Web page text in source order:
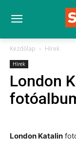
Kezdőlap Hírek
Hírek
London
London Katalin